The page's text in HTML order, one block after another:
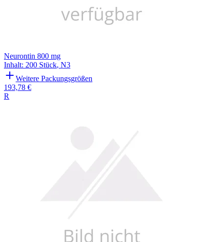
Neurontin 800 mg
Inhalt: 200 Stück, N3
Weitere Packungsgrößen
193,78 €
R